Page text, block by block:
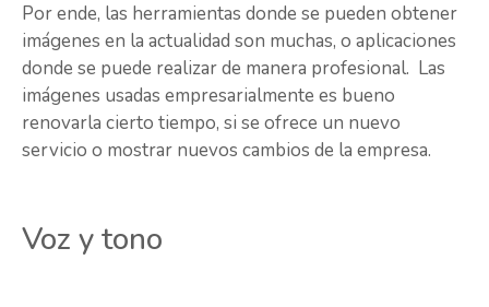
Por ende, las herramientas donde se pueden obtener
imágenes en la actualidad son muchas, o aplicaciones
donde se puede realizar de manera profesional. Las
imágenes usadas empresarialmente es bueno
renovarla cierto tiempo, si se ofrece un nuevo
servicio o mostrar nuevos cambios de la empresa.
Voz y tono